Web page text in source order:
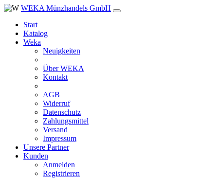
WEKA Münzhandels GmbH
Start
Katalog
Weka
Neuigkeiten
Über WEKA
Kontakt
AGB
Widerruf
Datenschutz
Zahlungsmittel
Versand
Impressum
Unsere Partner
Kunden
Anmelden
Registrieren